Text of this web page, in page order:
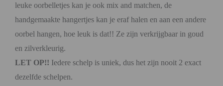
leuke oorbelletjes kan je ook mix and matchen, de
handgemaakte hangertjes kan je eraf halen en aan een andere
oorbel hangen, hoe leuk is dat!! Ze zijn verkrijgbaar in goud
en zilverkleurig.
LET OP!! Iedere schelp is uniek, dus het zijn nooit 2 exact
dezelfde schelpen.